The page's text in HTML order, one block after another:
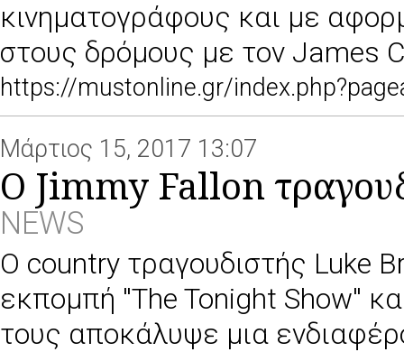
κινηματογράφους και με
στους δρόμους με τον James
https://mustonline.gr/
Μάρτιος 15, 2017 13:07
Ο Jimmy Fallon
NEWS
Ο country τραγουδιστής Luke
εκπομπή ''The Tonight Show''
τους αποκάλυψε μια